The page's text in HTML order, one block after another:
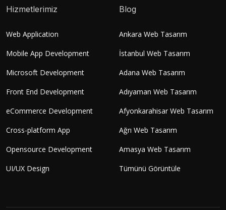
Hizmetlerimiz
Web Application
Mobile App Development
Microsoft Development
Front End Development
eCommerce Development
Cross-platform App
Opensource Development
UI/UX Design
Blog
Ankara Web Tasarım
İstanbul Web Tasarım
Adana Web Tasarım
Adıyaman Web Tasarım
Afyonkarahisar Web Tasarım
Ağrı Web Tasarım
Amasya Web Tasarım
Tümünü Görüntüle